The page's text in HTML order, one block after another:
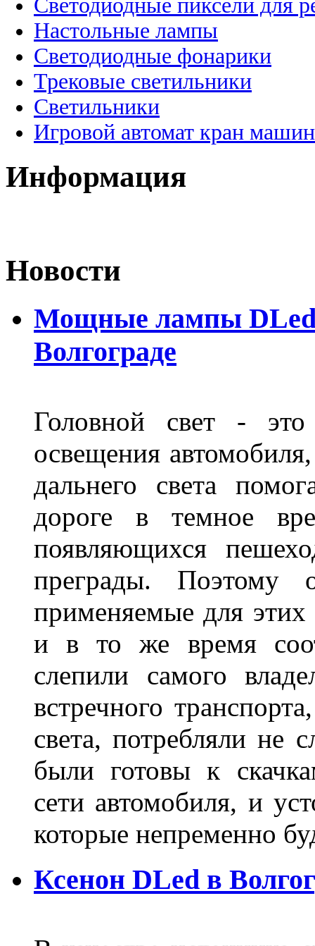
Светодиодные пиксели для
Настольные лампы
Светодиодные фонарики
Трековые светильники
Светильники
Игровой автомат кран
Информация
Новости
Мощные лампы DLed
Волгограде
Головной свет -
освещения
дальнего света
дороге в темное
появляющихся
преграды. Поэтому
применяемые для
и в то же время
слепили самого
встречного
света, потребляли не
были готовы к
сети автомобиля, и
которые непременно
Ксенон DLed в